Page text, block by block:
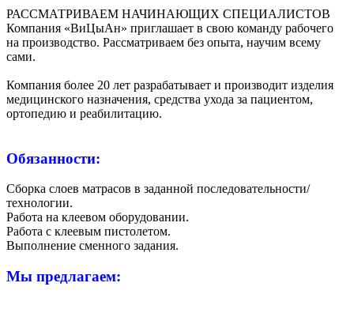
РАССМАТРИВАЕМ НАЧИНАЮЩИХ СПЕЦИАЛИСТОВ
Компания «ВиЦыАн» приглашает в свою команду рабочего
на производство. Рассматриваем без опыта, научим всему
сами.
Компания более 20 лет разрабатывает и производит изделия
медицинского назначения, средства ухода за пациентом,
ортопедию и реабилитацию.
Обязанности:
Сборка слоев матрасов в заданной последовательности/
технологии.
Работа на клеевом оборудовании.
Работа с клеевым пистолетом.
Выполнение сменного задания.
Мы предлагаем: